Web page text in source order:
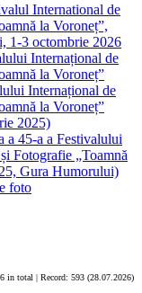
International de
la Voroneț”,
1-3 octombrie 2026
Internațional de
la Voroneț”
Internațional de
la Voroneț”
2025)
a 45-a a Festivalului
Fotografie „Toamnă
Gura Humorului)
foto
in total | Record: 593 (28.07.2026)